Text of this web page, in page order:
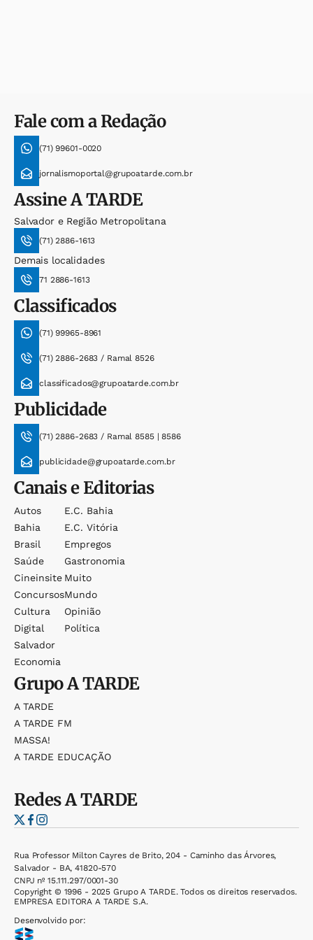
Fale com a Redação
(71) 99601-0020
jornalismoportal@grupoatarde.com.br
AssineA TARDE
Salvador e Região Metropolitana
(71) 2886-1613
Demais localidades
71 2886-1613
Classificados
(71) 99965-8961
(71) 2886-2683 / Ramal 8526
classificados@grupoatarde.com.br
Publicidade
(71) 2886-2683 / Ramal 8585 | 8586
publicidade@grupoatarde.com.br
Canais e Editorias
Autos
Bahia
Brasil
Saúde
Cineinsite
Concursos
Cultura
Digital
Salvador
Economia
E.c. Bahia
E.c. Vitória
Empregos
Gastronomia
Muito
Mundo
Opinião
Política
GrupoA TARDE
A TARDE
A TARDE FM
MASSA!
A TARDE EDUCAÇÃO
RedesA TARDE
Rua Professor Milton Cayres de Brito, 204 - Caminho das Árvores,
Salvador - BA, 41820-570
CNPJ nº 15.111.297/0001-30
Copyright © 1996 - 2025 Grupo A TARDE. Todos os direitos reservados.
EMPRESA EDITORA A TARDE S.A.
Desenvolvido por: